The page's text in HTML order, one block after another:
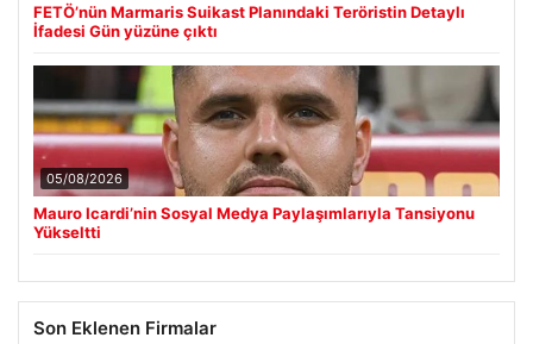
FETÖ’nün Marmaris Suikast Planındaki Teröristin Detaylı
İfadesi Gün yüzüne çıktı
05/08/2026
Mauro Icardi’nin Sosyal Medya Paylaşımlarıyla Tansiyonu
Yükseltti
Son Eklenen Firmalar